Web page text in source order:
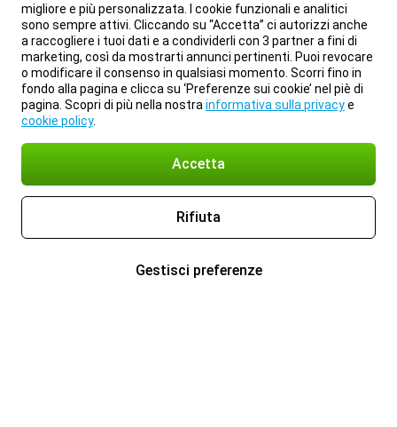
migliore e più personalizzata. I cookie funzionali e analitici
sono sempre attivi. Cliccando su “Accetta” ci autorizzi anche
a raccogliere i tuoi dati e a condividerli con 3 partner a fini di
marketing, così da mostrarti annunci pertinenti. Puoi revocare
o modificare il consenso in qualsiasi momento. Scorri fino in
fondo alla pagina e clicca su ‘Preferenze sui cookie’ nel piè di
pagina. Scopri di più nella nostra informativa sulla privacye
cookie policy.
Accetta
Rifiuta
Gestisci preferenze